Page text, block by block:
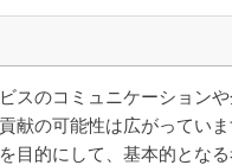
スのコミュニケーション
献の可能性は広がっていま
目的にして、基本的とな